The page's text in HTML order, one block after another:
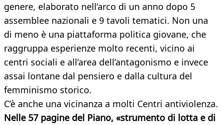
genere, elaborato nell’arco di un anno dopo 5
assemblee nazionali e 9 tavoli tematici. Non una
di meno è una piattaforma politica giovane, che
raggruppa esperienze molto recenti, vicino ai
centri sociali e all’area dell’antagonismo e invece
assai lontane dal pensiero e dalla cultura del
femminismo storico.
C’è anche una vicinanza a molti Centri antiviolenza.
Nelle 57 pagine del Piano, «strumento di lotta e di